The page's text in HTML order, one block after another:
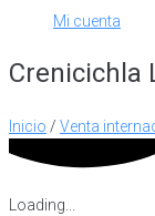
Mi cuenta
Crenicichla
Inicio / Venta
Loading...